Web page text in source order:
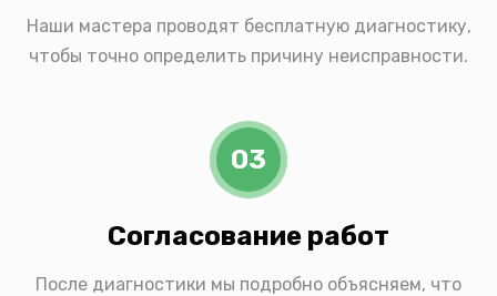
Наши мастера проводят бесплатную диагностику,
чтобы точно определить причину неисправности.
03
Согласование работ
После диагностики мы подробно объясняем, что